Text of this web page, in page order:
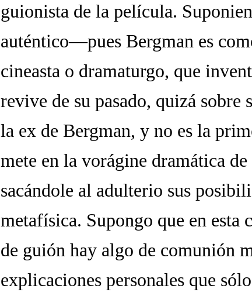
guionista de la película.
auténtico—pues Bergman es
cineasta o dramaturgo, que
revive de su pasado, quizá
la ex de Bergman, y no es la
mete en la vorágine dramática
sacándole al adulterio sus
metafísica. Supongo que en esta
de guión hay algo de comunión
explicaciones personales que